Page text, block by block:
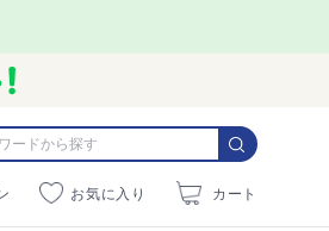
お気に入り カート